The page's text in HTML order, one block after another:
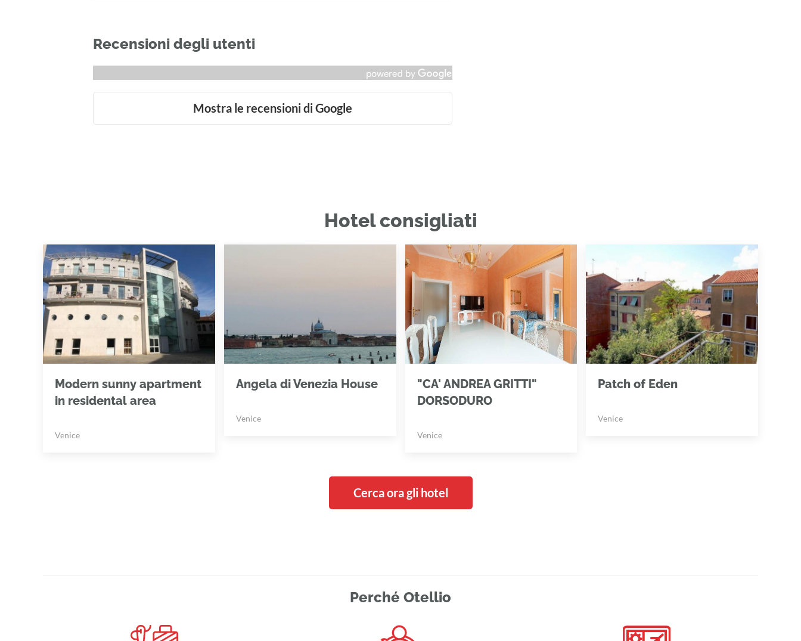
Recensioni degli utenti
Mostra le recensioni di Google
Hotel consigliati
Modern sunny apartment
in residental area
Venice
Angela di Venezia House
Venice
"CA' ANDREA GRITTI"
DORSODURO
Venice
Patch of Eden
Venice
Cerca ora gli hotel
Perché Otellio